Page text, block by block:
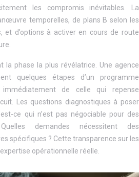
les compromis inévitables. La
temporelles, de plans B selon les
et d’options à activer en cours de route
la phase la plus révélatrice. Une agence
quelques étapes d’un programme
de celle qui repense
Les questions diagnostiques à poser
ce qui n’est pas négociable pour des
demandes nécessitent des
spécifiques ? Cette transparence sur les
opérationnelle réelle.